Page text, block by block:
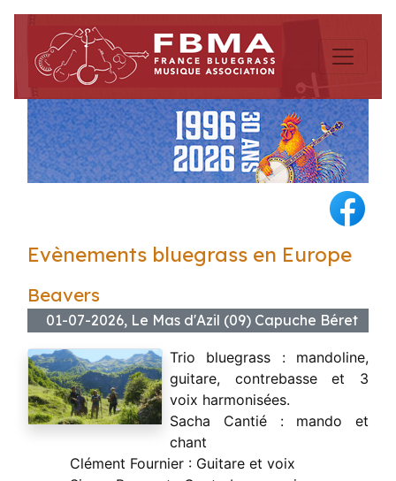
Evènements bluegrass en Europe
Beavers
01-07-2026, Le Mas d'Azil (09) Capuche Béret
Trio bluegrass : mandoline,
guitare, contrebasse et 3
voix harmonisées.
Sacha Cantié : mando et
chant
Clément Fournier : Guitare et voix